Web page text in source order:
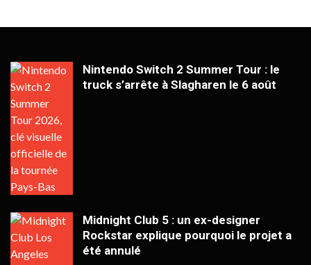
Nintendo Switch 2 Summer Tour : le
truck s’arrête à Slagharen le 6 août
Midnight Club 5 : un ex-designer
Rockstar explique pourquoi le projet a
été annulé